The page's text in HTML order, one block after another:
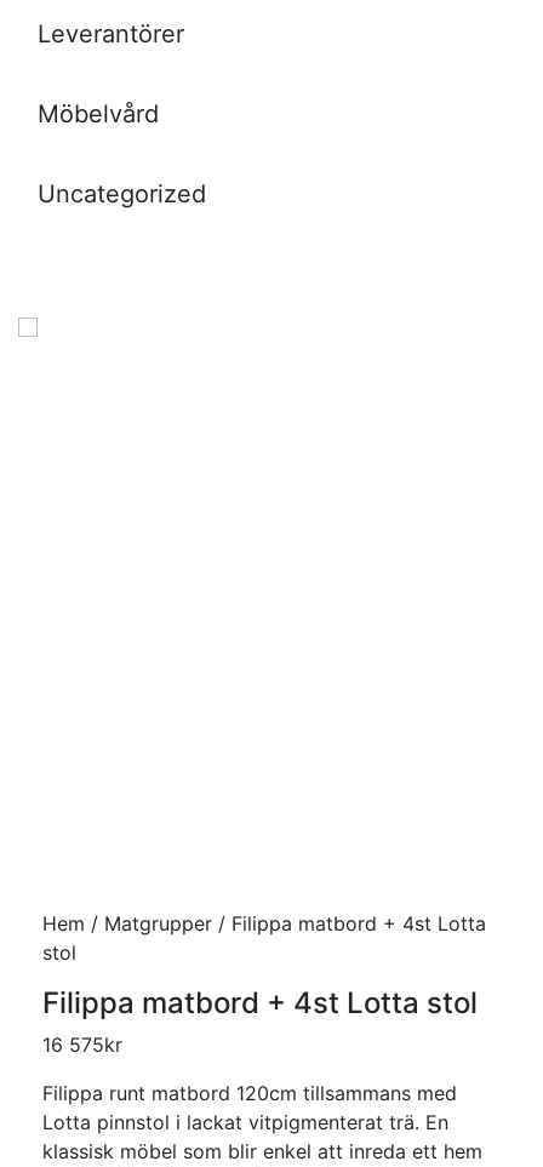
Leverantörer
Möbelvård
Uncategorized
Hem / Matgrupper / Filippa matbord + 4st Lotta
stol
Filippa matbord + 4st Lotta stol
16 575kr
Filippa runt matbord 120cm tillsammans med
Lotta pinnstol i lackat vitpigmenterat trä. En
klassisk möbel som blir enkel att inreda ett hem